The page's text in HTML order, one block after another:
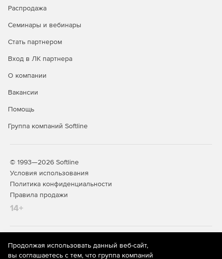
Распродажа
Семинары и вебинары
Стать партнером
Вход в ЛК партнера
О компании
Вакансии
Помощь
Группа компаний Softline
© 1993—2026 Softline
Условия использования
Политика конфиденциальности
Правила продажи
14+
На информационном ресурсе store.softline.ru применяются
рекомендательные технологии
(информационные технологии
Продолжая использовать данный веб-сайт,
вы соглашаетесь с тем, что группа компаний